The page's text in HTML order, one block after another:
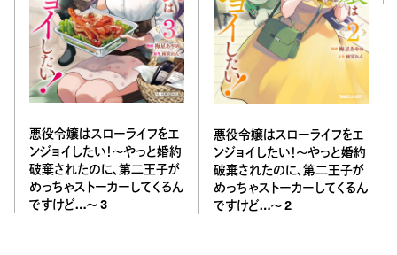
悪役令嬢はスローライフをエ
ンジョイしたい！〜やっと婚約
破棄されたのに、第二王子が
めっちゃストーカーしてくるん
ですけど…〜 3
悪役令嬢はスローライフをエ
ンジョイしたい！〜やっと婚約
破棄されたのに、第二王子が
めっちゃストーカーしてくるん
ですけど…〜 2